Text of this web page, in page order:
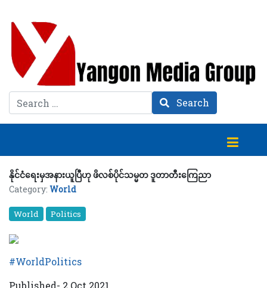
Search Search
နိုင်ငံရေးမှအနားယူပြီဟု ဖိလစ်ပိုင်သမ္မတ ဒူတာတီးကြေညာ
Category: World
World Politics
#WorldPolitics
Published- 2 Oct 2021